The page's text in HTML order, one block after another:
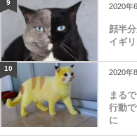
9 2020年
顔半
イギ
10 2020年
まる
行動
に